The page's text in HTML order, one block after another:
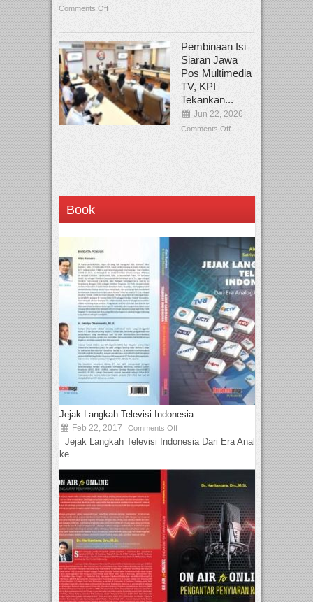
Comments Off
Pembinaan Isi
Siaran Jawa
Pos Multimedia
TV, KPI
Tekankan...
Jun 22, 2026
Comments Off
Book
Jejak Langkah Televisi Indonesia
Feb 22, 2017 Comments Off
Jejak Langkah Televisi Indonesia Dari Era Analog
ke...